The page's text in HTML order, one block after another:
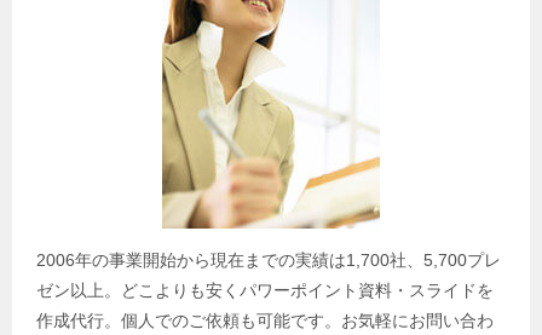
2006年の事業開始から現在までの実績は1,700社、5,700プレ
ゼン以上。どこよりも安くパワーポイント資料・スライドを
作成代行。個人でのご依頼も可能です。お気軽にお問い合わ